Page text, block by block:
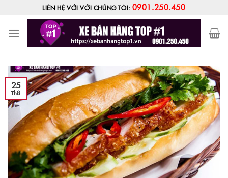
content
LIÊN HỆ VỚI VỚI CHÚNG TÔI: 0901.250.450
25
Th8